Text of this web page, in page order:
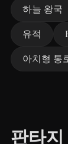
하늘 왕국
유적
아치형 통
판타